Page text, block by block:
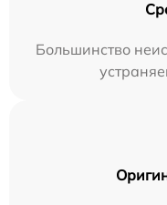
Большинство